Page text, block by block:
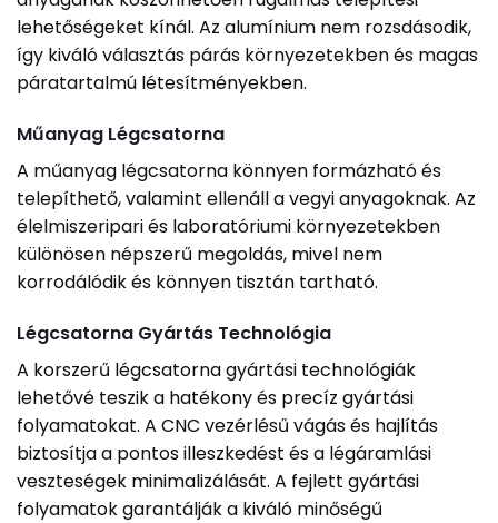
lehetőségeket kínál. Az alumínium nem rozsdásodik,
így kiváló választás párás környezetekben és magas
páratartalmú létesítményekben.
Műanyag Légcsatorna
A műanyag légcsatorna könnyen formázható és
telepíthető, valamint ellenáll a vegyi anyagoknak. Az
élelmiszeripari és laboratóriumi környezetekben
különösen népszerű megoldás, mivel nem
korrodálódik és könnyen tisztán tartható.
Légcsatorna Gyártás Technológia
A korszerű légcsatorna gyártási technológiák
lehetővé teszik a hatékony és precíz gyártási
folyamatokat. A CNC vezérlésű vágás és hajlítás
biztosítja a pontos illeszkedést és a légáramlási
veszteségek minimalizálását. A fejlett gyártási
folyamatok garantálják a kiváló minőségű